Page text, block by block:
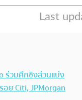
ร่วมศึกชิงส่วนแบ่ง
ย Citi, JPMorgan